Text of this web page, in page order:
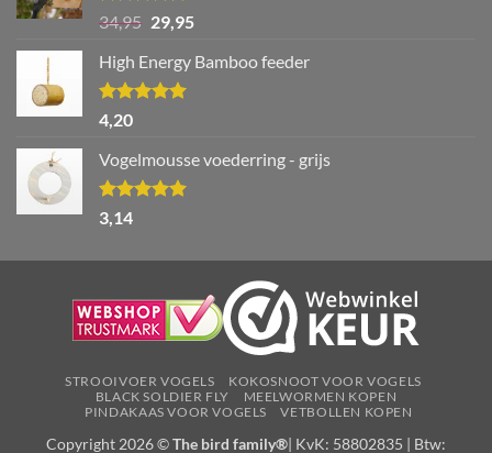
Waardering
5.00
uit 5
34,95 Oorspronkelijke
was:
€34,95.
29,95Huidige
is:
High Energy Bamboo feeder
Waardering
5.00
4,20
Vogelmousse voederring - grijs
Waardering
5.00
3,14
STROOIVOER VOGELS
KOKOSNOOT VOOR VOGELS
BLACK SOLDIER FLY
MEELWORMEN KOPEN
PINDAKAAS VOOR VOGELS
VETBOLLEN KOPEN
Copyright 2026 ©The bird family®| KvK: 58802835 | Btw: